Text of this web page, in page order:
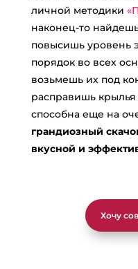
личной методики
наконец-то
повысишь уровень
порядок во всех
возьмешь их под
расправишь крылья
способна еще на
грандиозный
вкусной и
Хочу